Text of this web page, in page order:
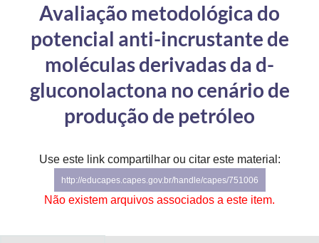
Controladoria-Geral da União
Ministério da Mulher, da Família e dos Direitos Humanos
Secretaria-Geral
Secretaria de Governo
Advocacia-Geral da União
Banco Central do Brasil
Planalto
Avaliação metodológica do
potencial anti-incrustante de
moléculas derivadas da d-
gluconolactona no cenário de
produção de petróleo
Use este link compartilhar ou citar este material:
http://educapes.capes.gov.br/handle/capes/751006
Não existem arquivos associados a este item.